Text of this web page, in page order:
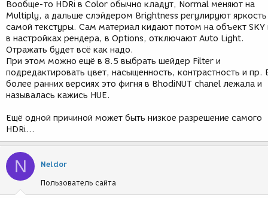
Вообще-то HDRi в Color обычно кладут, Normal меняют на
Multiply, а дальше слэйдером Brightness регулируют яркость
самой текстуры. Сам материал кидают потом на объект SKY
в настройках рендера, в Options, отключают Auto Light.
Отражать будет всё как надо.
При этом можно ещё в 8.5 выбрать шейдер Filter и
подредактировать цвет, насыщенность, контрастность и пр.
более ранних версиях это фигня в BhodiNUT chanel лежала и
называлась кажись HUE.
Ещё одной причиной может быть низкое разрешение самого
HDRi...
N Neldor
Пользователь сайта